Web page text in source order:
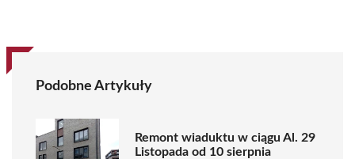
Podobne Artykuły
Remont wiaduktu w ciągu Al. 29
Listopada od 10 sierpnia